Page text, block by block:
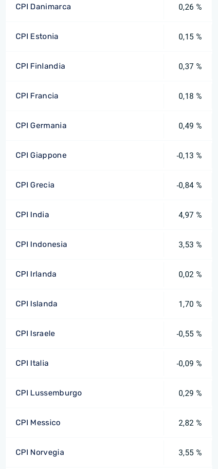
CPI Danimarca 0,26 %
CPI Estonia 0,15 %
CPI Finlandia 0,37 %
CPI Francia 0,18 %
CPI Germania 0,49 %
CPI Giappone -0,13 %
CPI Grecia -0,84 %
CPI India 4,97 %
CPI Indonesia 3,53 %
CPI Irlanda 0,02 %
CPI Islanda 1,70 %
CPI Israele -0,55 %
CPI Italia -0,09 %
CPI Lussemburgo 0,29 %
CPI Messico 2,82 %
CPI Norvegia 3,55 %